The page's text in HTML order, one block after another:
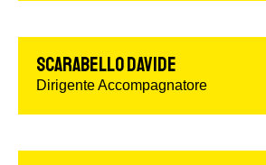
SCARABELLO DAVIDE
Dirigente Accompagnatore